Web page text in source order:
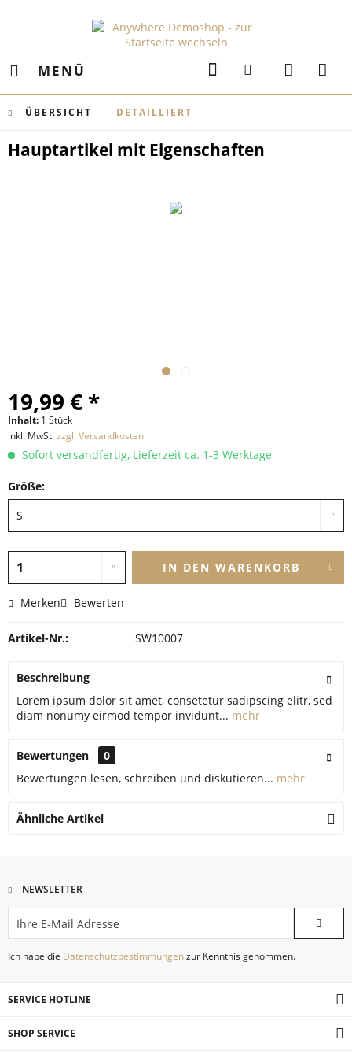
MENÜ
ÜBERSICHT DETAILLIERT
Hauptartikel mit Eigenschaften
19,99 € *
Inhalt: 1 Stück
inkl. MwSt.zzgl. Versandkosten
Sofort versandfertig, Lieferzeit ca. 1-3 Werktage
Größe:
IN DEN WARENKORB
Merken Bewerten
Artikel-Nr.: SW10007
Beschreibung
Lorem ipsum dolor sit amet, consetetur sadipscing elitr, sed
diam nonumy eirmod tempor invidunt... mehr
Bewertungen
0
Bewertungen lesen, schreiben und diskutieren... mehr
Ähnliche Artikel
NEWSLETTER
Ich habe die Datenschutzbestimmungenzur Kenntnis genommen.
SERVICE HOTLINE
SHOP SERVICE